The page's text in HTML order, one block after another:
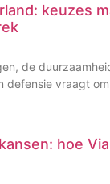
keuzes
de
defensie vraagt om
hoe